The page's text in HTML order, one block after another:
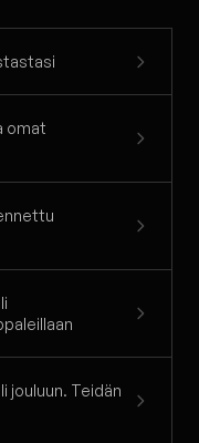
omat
jouluun. Teidän